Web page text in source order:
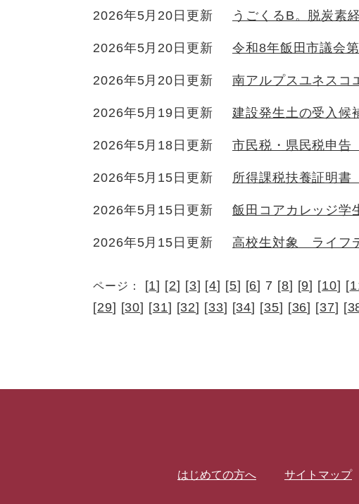
2026年5月20日更新 うごくるB。脱炭素
2026年5月20日更新 令和8年飯田市議会
2026年5月20日更新 南アルプスユネスコ
2026年5月19日更新 建設発生土の受入候
2026年5月18日更新 市民税・県民税申告
2026年5月15日更新 所得課税扶養証明書
2026年5月15日更新 飯田コアカレッジ
2026年5月15日更新 高校生対象 ライフ
ページ： [1] [2] [3] [4] [5] [6] 7 [8] [9] [10] [
[29] [30] [31] [32] [33] [34] [35] [36] [37] [
はじめての方へ サイトマップ